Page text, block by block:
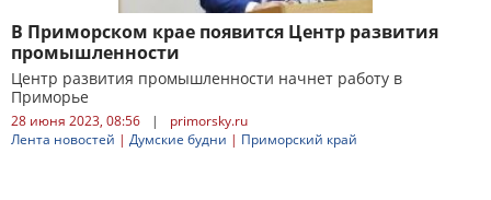
В Приморском крае появится Центр развития
промышленности
Центр развития промышленности начнет работу в
Приморье
28 июня 2023, 08:56 |
primorsky.ru
Лента новостей | Думские будни | Приморский край